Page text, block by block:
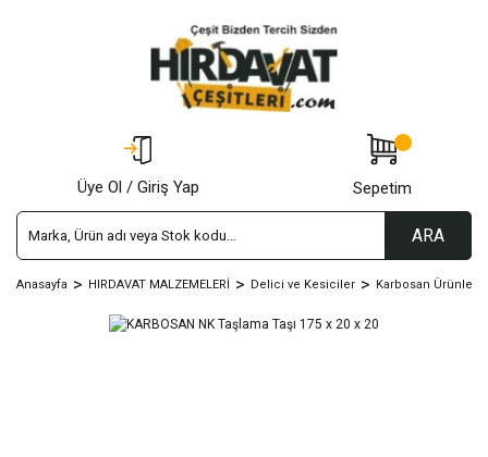
ARA
Üye Ol / Giriş Yap Sepetim
Anasayfa HIRDAVAT MALZEMELERİ Delici ve Kesiciler Karbosan Ürünleri